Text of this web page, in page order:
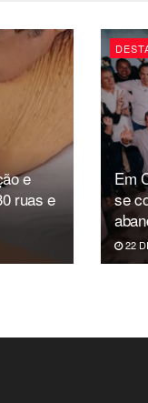
e
ruas e
Em
se
22